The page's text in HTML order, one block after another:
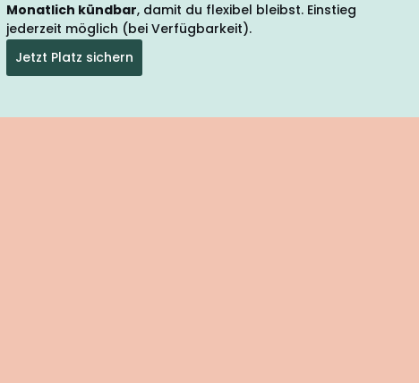
Monatlich kündbar, damit du flexibel bleibst. Einstieg
jederzeit möglich (bei Verfügbarkeit).
Jetzt Platz sichern